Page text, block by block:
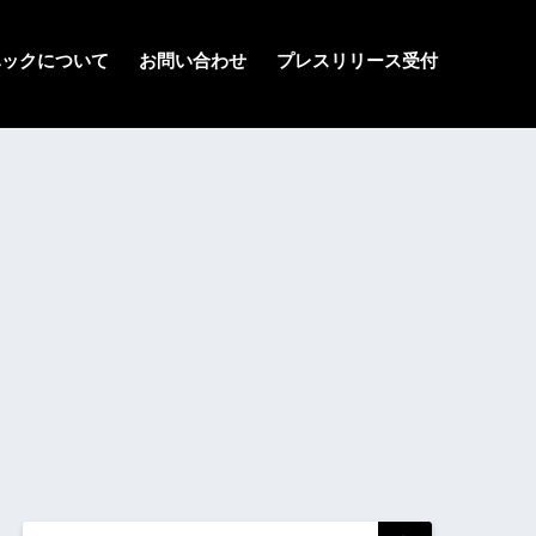
クについて お問い合わせ プレスリリース受付